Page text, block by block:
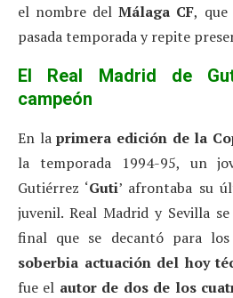
el nombre delMálaga CF, que
pasada temporada y repite
El Real Madrid de
campeón
En laprimera edición de la
la temporada 1994-95, un
Gutiérrez ‘Guti’ afrontaba su
juvenil. Real Madrid y Sevilla
final que se decantó para
soberbia actuación del hoy
fue el autor de dos de los